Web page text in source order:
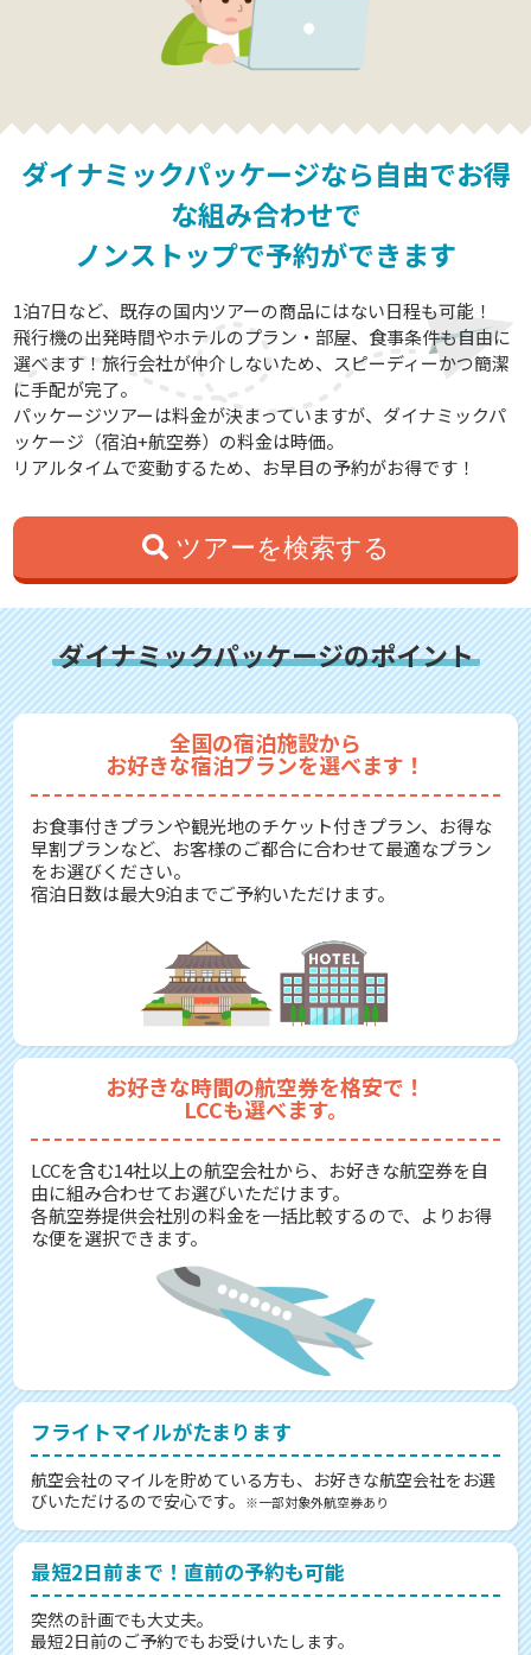
ダイナミックパッケージなら自由でお得
な組み合わせで
ノンストップで予約ができます
1泊7日など、既存の国内ツアーの商品にはない日程も可能！
飛行機の出発時間やホテルのプラン・部屋、食事条件も自由に
選べます！旅行会社が仲介しないため、スピーディーかつ簡潔
に手配が完了。
パッケージツアーは料金が決まっていますが、ダイナミックパ
ッケージ（宿泊+航空券）の料金は時価。
リアルタイムで変動するため、お早目の予約がお得です！
ツアーを検索する
ダイナミックパッケージのポイント
全国の宿泊施設から
お好きな宿泊プランを選べます！
お食事付きプランや観光地のチケット付きプラン、お得な
早割プランなど、お客様のご都合に合わせて最適なプラン
をお選びください。
宿泊日数は最大9泊までご予約いただけます。
お好きな時間の航空券を格安で！
LCCも選べます。
LCCを含む14社以上の航空会社から、お好きな航空券を自
由に組み合わせてお選びいただけます。
各航空券提供会社別の料金を一括比較するので、よりお得
な便を選択できます。
フライトマイルがたまります
航空会社のマイルを貯めている方も、お好きな航空会社をお選
びいただけるので安心です。
※一部対象外航空券あり
最短2日前まで！直前の予約も可能
突然の計画でも大丈夫。
最短2日前のご予約でもお受けいたします。